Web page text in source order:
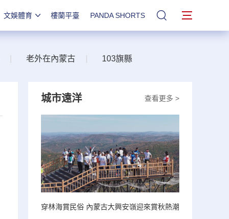
文娛體育 樓蘭平臺 PANDA SHORTS 站內搜索
老外在內蒙古 103旗縣
查看更多 >
城市遠洋
穿林海賞民俗 內蒙古大興安嶺迎來賞秋熱潮